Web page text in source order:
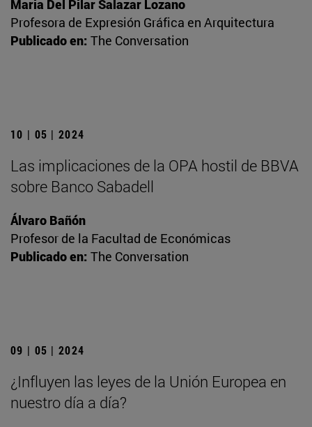
Maria Del Pilar Salazar Lozano
Profesora de Expresión Gráfica en Arquitectura
Publicado en: The Conversation
10 | 05 | 2024
Las implicaciones de la OPA hostil de BBVA
sobre Banco Sabadell
Álvaro Bañón
Profesor de la Facultad de Económicas
Publicado en: The Conversation
09 | 05 | 2024
¿Influyen las leyes de la Unión Europea en
nuestro día a día?